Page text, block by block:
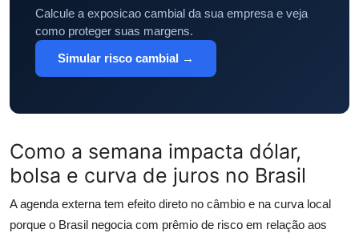
Calcule a exposicao cambial da sua empresa e veja
como proteger suas margens.
Simular risco cambial →
Como a semana impacta dólar,
bolsa e curva de juros no Brasil
A agenda externa tem efeito direto no câmbio e na curva local
porque o Brasil negocia com prêmio de risco em relação aos